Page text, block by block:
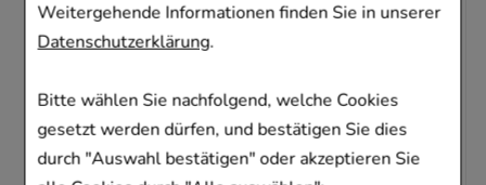
Weitergehende Informationen finden Sie in unserer
Datenschutzerklärung.
Bitte wählen Sie nachfolgend, welche Cookies
gesetzt werden dürfen, und bestätigen Sie dies
durch "Auswahl bestätigen" oder akzeptieren Sie
Cooper Consumer Health Deutschland GmbH
96St
Sofort lieferbar